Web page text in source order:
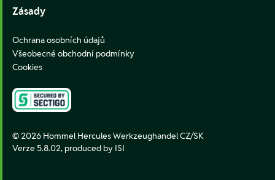
Zásady
Ochrana osobních údajů
Všeobecné obchodní podmínky
Cookies
© 2026 Hommel Hercules Werkzeughandel CZ/SK
Verze 5.8.02, produced by ISI